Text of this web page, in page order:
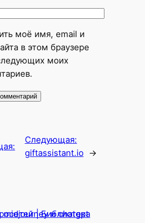
моё имя, email и
в этом браузере
моих
Следующая:
giftassistant.io
→